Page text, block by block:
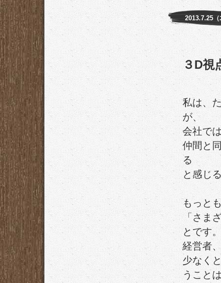
2013.7.25（
３D視
私は、
が、
会社で
仲間と
る
と感じ
もっと
「さま
とです
経営者
少なく
うこと